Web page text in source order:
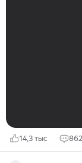
14,3 тыс 862